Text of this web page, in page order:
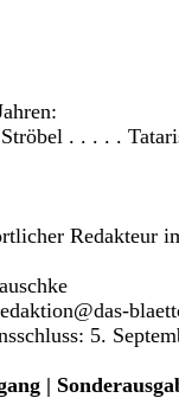
. . . . .
Redakteur
5.
|